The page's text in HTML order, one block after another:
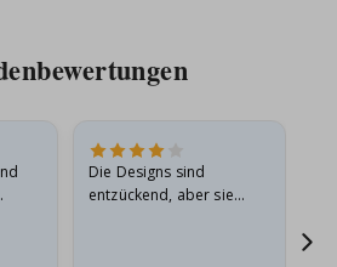
Die Designs sind
entzückend, aber sie